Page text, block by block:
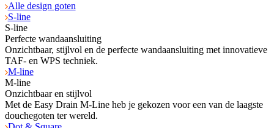
Alle design goten
S-line
S-line
Perfecte wandaansluiting
Onzichtbaar, stijlvol en de perfecte wandaansluiting met innovatieve
TAF- en WPS tech­niek.
M-line
M-line
Onzichtbaar en stijlvol
Met de Easy Drain M-Line heb je gekozen voor een van de laagste
douchegoten ter wereld.